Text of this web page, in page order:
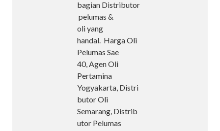
bagian Distributor
pelumas &
oli yang
handal. Harga Oli
Pelumas Sae
40, Agen Oli
Pertamina
Yogyakarta, Distri
butor Oli
Semarang, Distrib
utor Pelumas